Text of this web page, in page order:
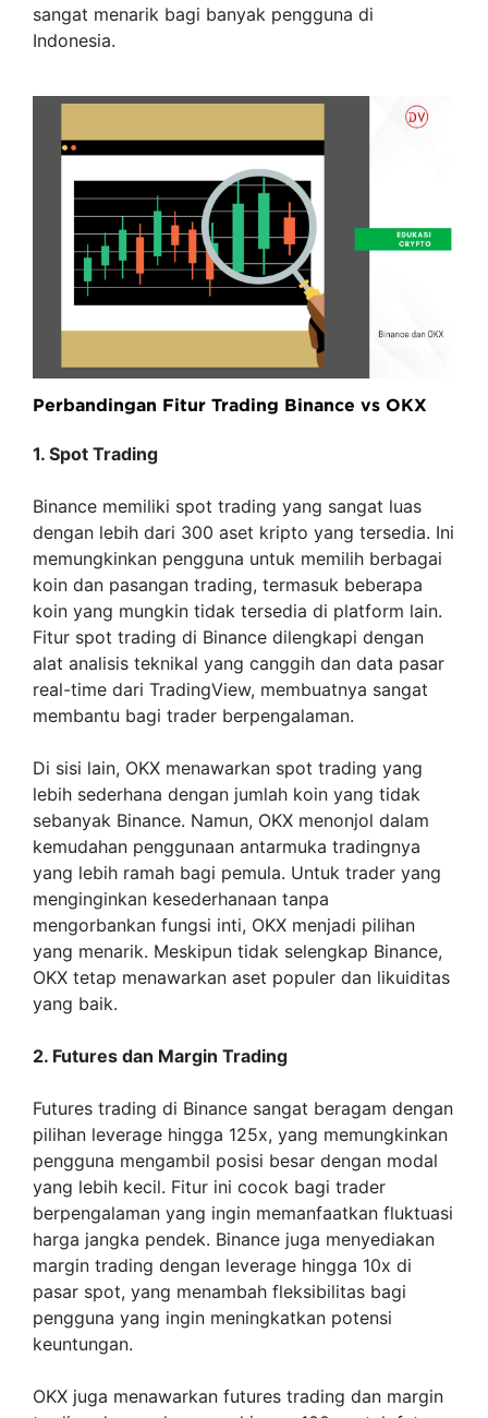
sangat menarik bagi banyak pengguna di
Indonesia.
Perbandingan Fitur Trading Binance vs OKX
1. Spot Trading
Binance memiliki spot trading yang sangat luas
dengan lebih dari 300 aset kripto yang tersedia. Ini
memungkinkan pengguna untuk memilih berbagai
koin dan pasangan trading, termasuk beberapa
koin yang mungkin tidak tersedia di platform lain.
Fitur spot trading di Binance dilengkapi dengan
alat analisis teknikal yang canggih dan data pasar
real-time dari TradingView, membuatnya sangat
membantu bagi trader berpengalaman.
Di sisi lain, OKX menawarkan spot trading yang
lebih sederhana dengan jumlah koin yang tidak
sebanyak Binance. Namun, OKX menonjol dalam
kemudahan penggunaan antarmuka tradingnya
yang lebih ramah bagi pemula. Untuk trader yang
menginginkan kesederhanaan tanpa
mengorbankan fungsi inti, OKX menjadi pilihan
yang menarik. Meskipun tidak selengkap Binance,
OKX tetap menawarkan aset populer dan likuiditas
yang baik.
2. Futures dan Margin Trading
Futures trading di Binance sangat beragam dengan
pilihan leverage hingga 125x, yang memungkinkan
pengguna mengambil posisi besar dengan modal
yang lebih kecil. Fitur ini cocok bagi trader
berpengalaman yang ingin memanfaatkan fluktuasi
harga jangka pendek. Binance juga menyediakan
margin trading dengan leverage hingga 10x di
pasar spot, yang menambah fleksibilitas bagi
pengguna yang ingin meningkatkan potensi
keuntungan.
OKX juga menawarkan futures trading dan margin